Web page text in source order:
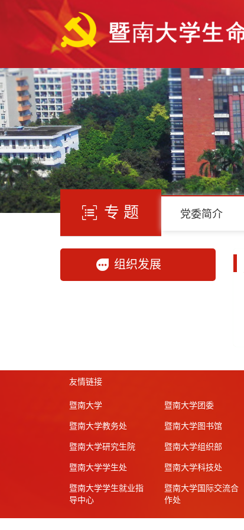
专 题 党委简介
组织发展
友情链接
暨南大学
暨南大学教务处
暨南大学研究生院
暨南大学学生处
暨南大学学生就业指
导中心
暨南大学团委
暨南大学图书馆
暨南大学组织部
暨南大学科技处
暨南大学国际交流合
作处